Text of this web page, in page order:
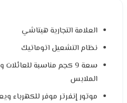
العلامة التجارية هيتاشي
نظام التشعيل اتوماتيك
سعة 9 كجم مناسبة
الملابس
موتور إنفرتر موفر للكهرباء